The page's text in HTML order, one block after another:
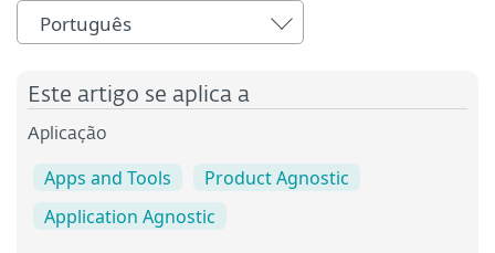
Português
Este artigo se aplica a
Aplicação
Apps and Tools
Product Agnostic
Application Agnostic